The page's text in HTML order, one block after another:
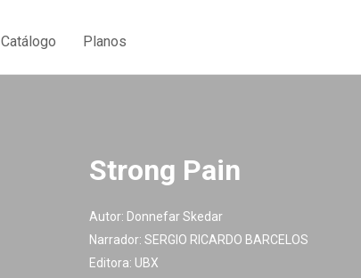
Catálogo Planos
Strong Pain
Autor: Donnefar Skedar
Narrador: SERGIO RICARDO BARCELOS
Editora: UBX